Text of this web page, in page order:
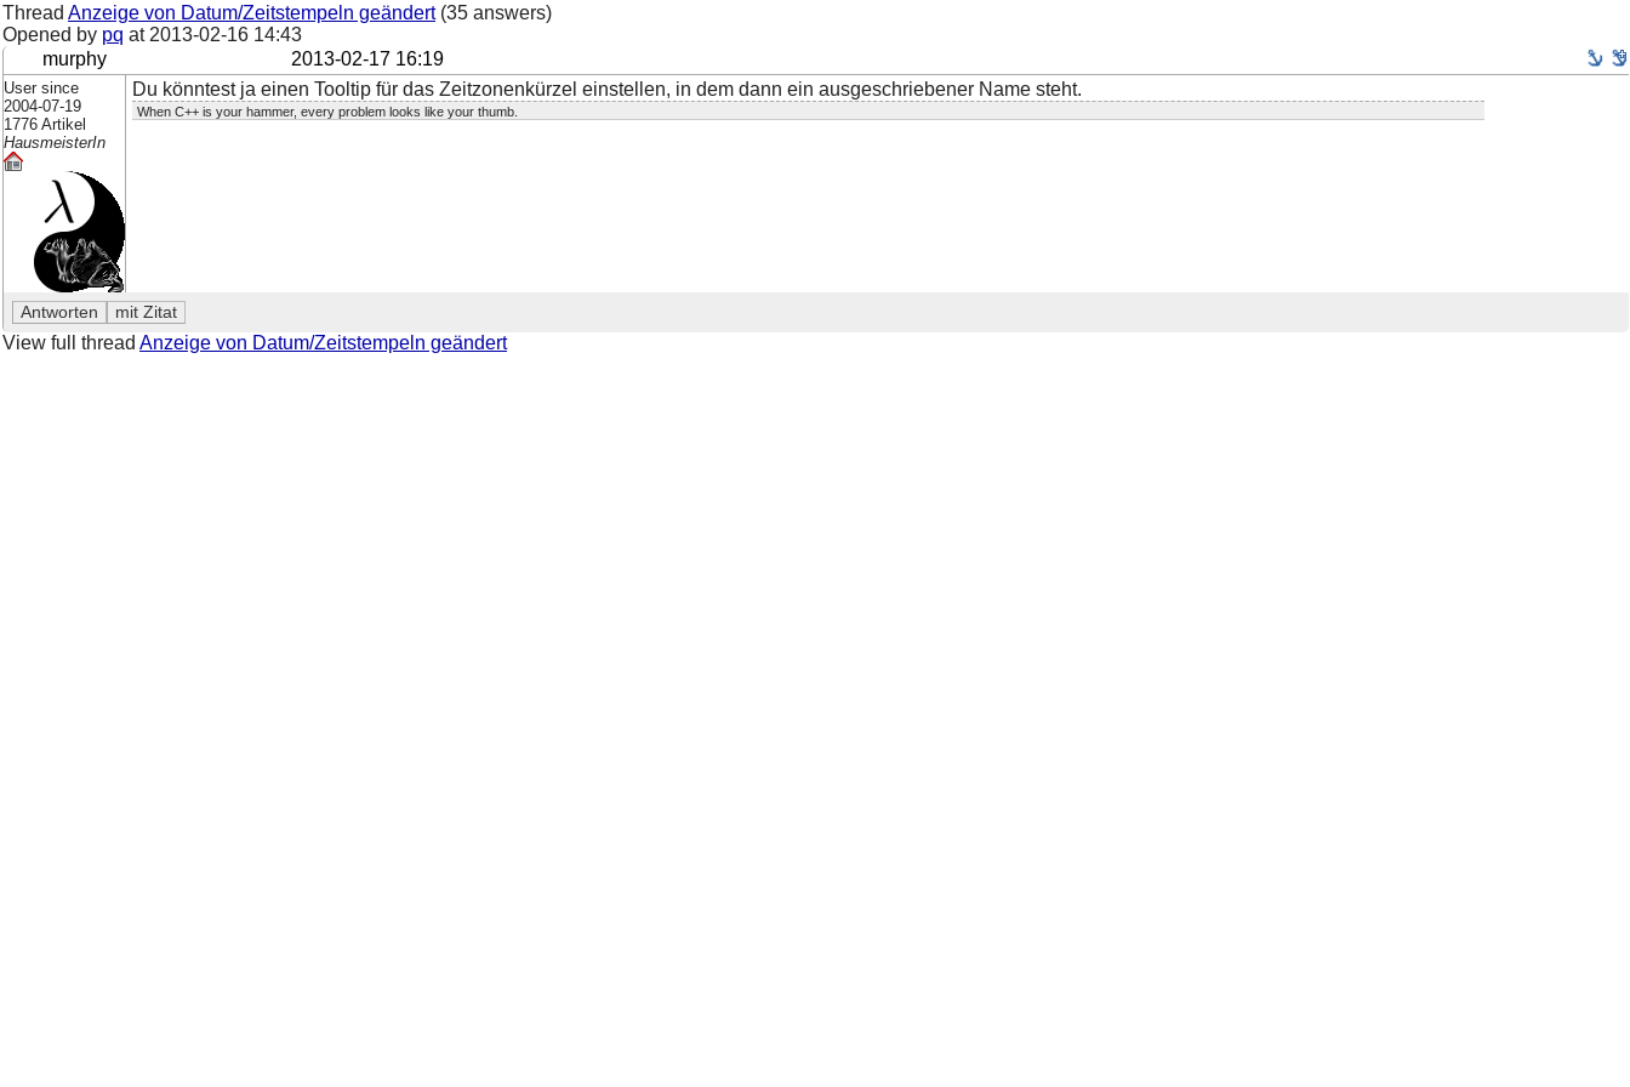
Thread Anzeige von Datum/Zeitstempeln geändert(35 answers)
Opened by pq at 2013-02-16 14:43
murphy
2013-02-17 16:19
User since
2004-07-19
1776 Artikel
HausmeisterIn
Du könntest ja einen Tooltip für das Zeitzonenkürzel einstellen, in dem dann ein ausgeschriebener Name steht.
When C++ is your hammer, every problem looks like your thumb.
View full thread Anzeige von Datum/Zeitstempeln geändert